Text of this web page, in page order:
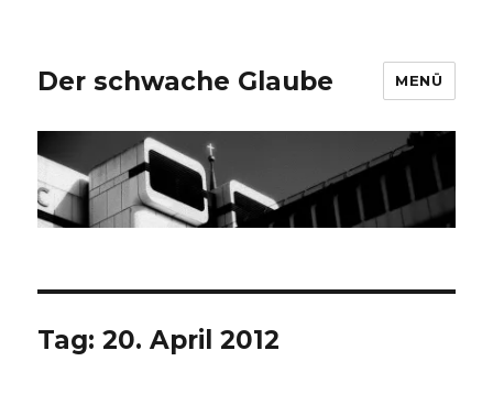
Der schwache Glaube MENÜ
Tag:20. April 2012